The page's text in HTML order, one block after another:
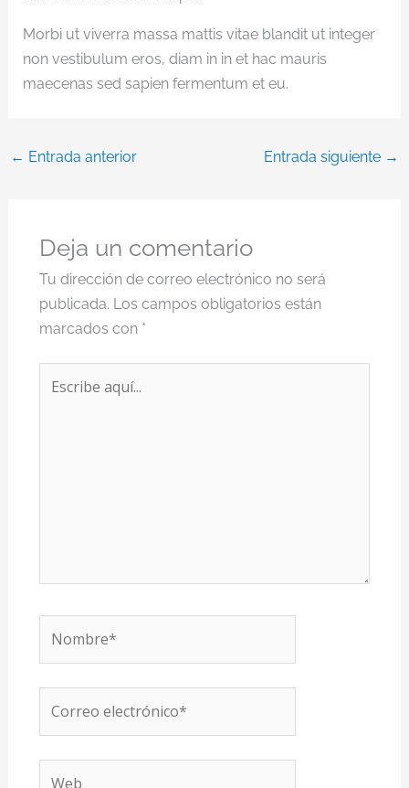
Morbi ut viverra massa mattis vitae blandit ut integer
non vestibulum eros, diam in in et hac mauris
maecenas sed sapien fermentum et eu.
← Entrada anterior Entrada siguiente →
Deja un comentario
Tu dirección de correo electrónico no será
publicada. Los campos obligatorios están
marcados con *